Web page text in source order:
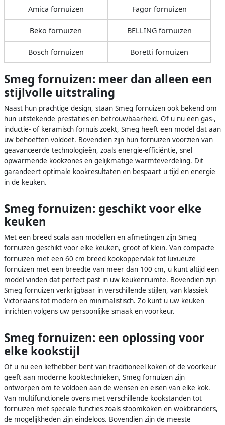
Amica fornuizen Fagor fornuizen
Beko fornuizen BELLING fornuizen
Bosch fornuizen Boretti fornuizen
Smeg fornuizen: meer dan alleen een
stijlvolle uitstraling
Naast hun prachtige design, staan Smeg fornuizen ook bekend om
hun uitstekende prestaties en betrouwbaarheid. Of u nu een gas-,
inductie- of keramisch fornuis zoekt, Smeg heeft een model dat aan
uw behoeften voldoet. Bovendien zijn hun fornuizen voorzien van
geavanceerde technologieën, zoals energie-efficiëntie, snel
opwarmende kookzones en gelijkmatige warmteverdeling. Dit
garandeert optimale kookresultaten en bespaart u tijd en energie
in de keuken.
Smeg fornuizen: geschikt voor elke
keuken
Met een breed scala aan modellen en afmetingen zijn Smeg
fornuizen geschikt voor elke keuken, groot of klein. Van compacte
fornuizen met een 60 cm breed kookoppervlak tot luxueuze
fornuizen met een breedte van meer dan 100 cm, u kunt altijd een
model vinden dat perfect past in uw keukenruimte. Bovendien zijn
Smeg fornuizen verkrijgbaar in verschillende stijlen, van klassiek
Victoriaans tot modern en minimalistisch. Zo kunt u uw keuken
inrichten volgens uw persoonlijke smaak en voorkeur.
Smeg fornuizen: een oplossing voor
elke kookstijl
Of u nu een liefhebber bent van traditioneel koken of de voorkeur
geeft aan moderne kooktechnieken, Smeg fornuizen zijn
ontworpen om te voldoen aan de wensen en eisen van elke kok.
Van multifunctionele ovens met verschillende kookstanden tot
fornuizen met speciale functies zoals stoomkoken en wokbranders,
de mogelijkheden zijn eindeloos. Bovendien zijn de meeste